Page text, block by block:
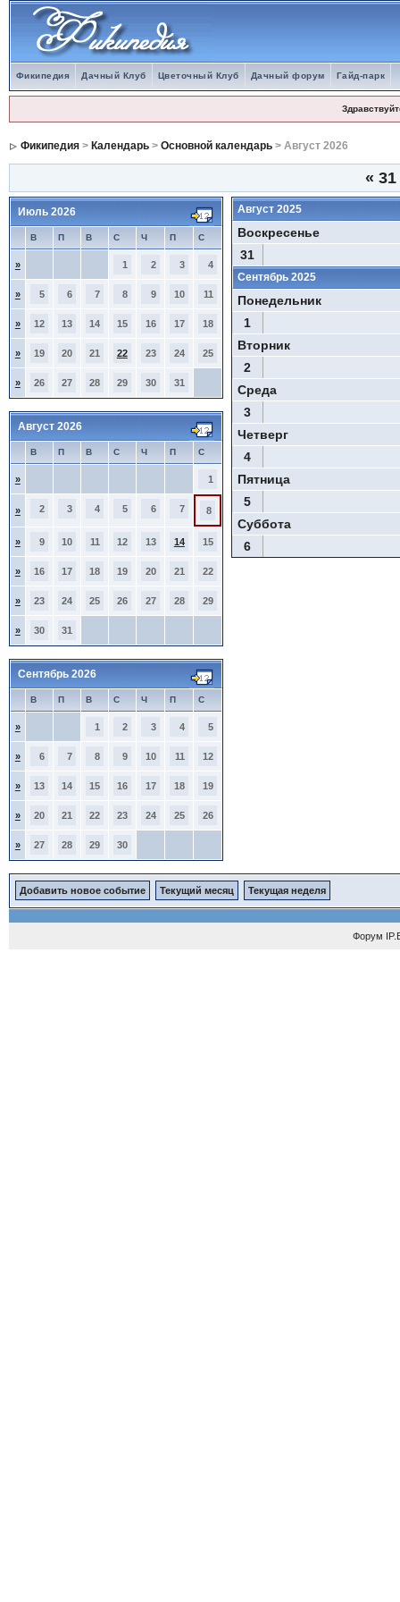
Фикипедия Дачный Клуб Цветочный Клуб Дачный форум Гайд-парк
Фикипедия> Календарь> Основной календарь> Август 2026
«
Июль 2026
В П В С Ч П С
» 1 2 3 4
» 5 6 7 8 9 10 11
» 12 13 14 15 16 17 18
» 19 20 21 22 23 24 25
» 26 27 28 29 30 31
Август 2026
В П В С Ч П С
» 1
» 2 3 4 5 6 7 8
» 9 10 11 12 13 14 15
» 16 17 18 19 20 21 22
» 23 24 25 26 27 28 29
» 30 31
Сентябрь 2026
В П В С Ч П С
» 1 2 3 4 5
» 6 7 8 9 10 11 12
» 13 14 15 16 17 18 19
» 20 21 22 23 24 25 26
» 27 28 29 30
Август 2025
Воскресенье
31
Сентябрь 2025
Понедельник
1
Вторник
2
Среда
3
Четверг
4
Пятница
5
Суббота
6
Добавить новое событие Текущий месяц Текущая неделя
Форум